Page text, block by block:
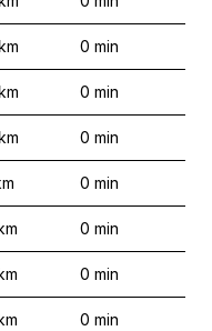
0 min
0 min
0 min
0 min
0 min
0 min
0 min